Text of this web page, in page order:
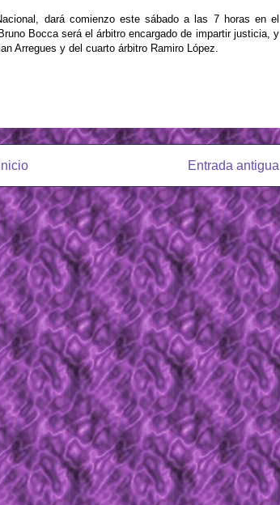
dará comienzo este sábado a las 7 horas en el
Bocca será el árbitro encargado de impartir justicia, y
Arregues y del cuarto árbitro Ramiro López.
Entrada antigua
Inicio